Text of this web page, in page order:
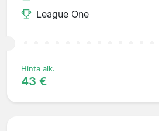
League One
Hinta alk.
43 €